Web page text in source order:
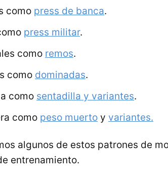
como press de banca.
press militar.
como remos.
como dominadas.
como sentadilla y variantes.
como peso muerto y variantes.
algunos de estos patrones de
entrenamiento.